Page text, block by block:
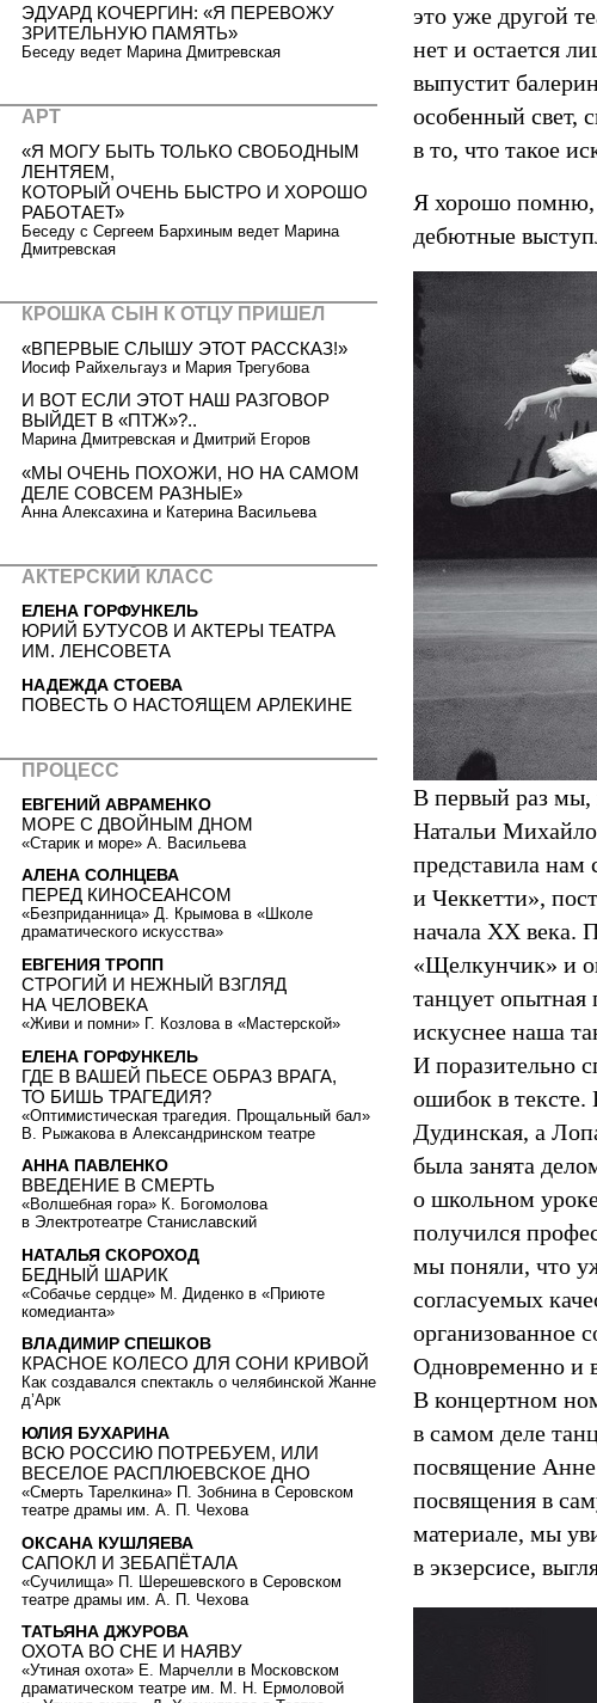
это уже другой
нет и остается
выпустит
особенный свет,
в то, что такое
Я хорошо помню,
дебютные
В первый раз мы,
Натальи
представила нам
и Чеккетти»,
начала ХХ века.
«Щелкунчик» и
танцует опытная
искуснее наша
И поразительно
ошибок в тексте.
Дудинская, а
была занята
о школьном
получился
мы поняли, что
согласуемых
организованное
Одновременно и
В концертном
в самом деле
посвящение
посвящения в
материале, мы
в экзерсисе,
ЭДУАРД КОЧЕРГИН: «Я ПЕРЕВОЖУ
ЗРИТЕЛЬНУЮ ПАМЯТЬ»
Беседу ведет Марина Дмитревская
АРТ
«Я МОГУ БЫТЬ ТОЛЬКО СВОБОДНЫМ
ЛЕНТЯЕМ,
КОТОРЫЙ ОЧЕНЬ БЫСТРО И ХОРОШО
РАБОТАЕТ»
Беседу с Сергеем Бархиным ведет Марина
Дмитревская
КРОШКА СЫН К ОТЦУ ПРИШЕЛ
«ВПЕРВЫЕ СЛЫШУ ЭТОТ РАССКАЗ!»
Иосиф Райхельгауз и Мария Трегубова
И ВОТ ЕСЛИ ЭТОТ НАШ РАЗГОВОР
ВЫЙДЕТ В «ПТЖ»?..
Марина Дмитревская и Дмитрий Егоров
«МЫ ОЧЕНЬ ПОХОЖИ, НО НА САМОМ
ДЕЛЕ СОВСЕМ РАЗНЫЕ»
Анна Алексахина и Катерина Васильева
АКТЕРСКИЙ КЛАСС
ЕЛЕНА ГОРФУНКЕЛЬ
ЮРИЙ БУТУСОВ И АКТЕРЫ ТЕАТРА
ИМ. ЛЕНСОВЕТА
НАДЕЖДА СТОЕВА
ПОВЕСТЬ О НАСТОЯЩЕМ АРЛЕКИНЕ
ПРОЦЕСС
ЕВГЕНИЙ АВРАМЕНКО
МОРЕ С ДВОЙНЫМ ДНОМ
«Старик и море» А. Васильева
АЛЕНА СОЛНЦЕВА
ПЕРЕД КИНОСЕАНСОМ
«Безприданница» Д. Крымова в «Школе
драматического искусства»
ЕВГЕНИЯ ТРОПП
СТРОГИЙ И НЕЖНЫЙ ВЗГЛЯД
НА ЧЕЛОВЕКА
«Живи и помни» Г. Козлова в «Мастерской»
ЕЛЕНА ГОРФУНКЕЛЬ
ГДЕ В ВАШЕЙ ПЬЕСЕ ОБРАЗ ВРАГА,
ТО БИШЬ ТРАГЕДИЯ?
«Оптимистическая трагедия. Прощальный бал»
В. Рыжакова в Александринском театре
АННА ПАВЛЕНКО
ВВЕДЕНИЕ В СМЕРТЬ
«Волшебная гора» К. Богомолова
в Электротеатре Станиславский
НАТАЛЬЯ СКОРОХОД
БЕДНЫЙ ШАРИК
«Собачье сердце» М. Диденко в «Приюте
комедианта»
ВЛАДИМИР СПЕШКОВ
КРАСНОЕ КОЛЕСО ДЛЯ СОНИ КРИВОЙ
Как создавался спектакль о челябинской Жанне
д’Арк
ЮЛИЯ БУХАРИНА
ВСЮ РОССИЮ ПОТРЕБУЕМ, ИЛИ
ВЕСЕЛОЕ РАСПЛЮЕВСКОЕ ДНО
«Смерть Тарелкина» П. Зобнина в Серовском
театре драмы им. А. П. Чехова
ОКСАНА КУШЛЯЕВА
САПОКЛ И ЗЕБАПЁТАЛА
«Сучилища» П. Шерешевского в Серовском
театре драмы им. А. П. Чехова
ТАТЬЯНА ДЖУРОВА
ОХОТА ВО СНЕ И НАЯВУ
«Утиная охота» Е. Марчелли в Московском
драматическом театре им. М. Н. Ермоловой